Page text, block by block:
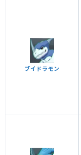
ブイドラモン